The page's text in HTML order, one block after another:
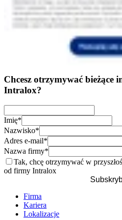
Chcesz otrzymywać bieżące
Intralox?
Imię*
Nazwisko*
Adres e-mail*
Nazwa firmy*
Tak, chcę otrzymywać w
od firmy Intralox
Firma
Kariera
Lokalizacje